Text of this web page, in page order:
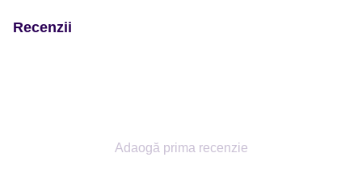
Recenzii
Adaogă prima recenzie